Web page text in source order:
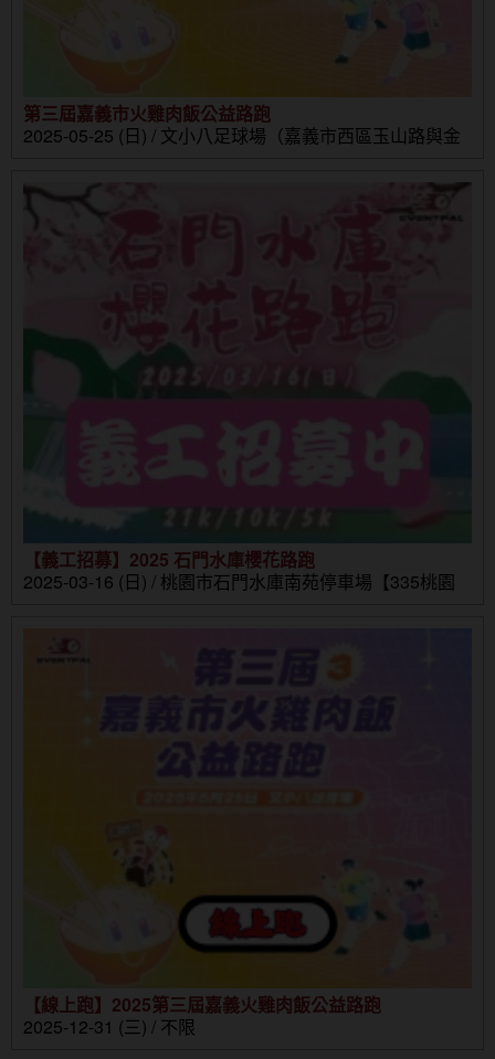
第三屆嘉義市火雞肉飯公益路跑
2025-05-25 (日) / 文小八足球場（嘉義市西區玉山路與金
【義工招募】2025 石門水庫櫻花路跑
2025-03-16 (日) / 桃園市石門水庫南苑停車場【335桃園
【線上跑】2025第三屆嘉義火雞肉飯公益路跑
2025-12-31 (三) / 不限